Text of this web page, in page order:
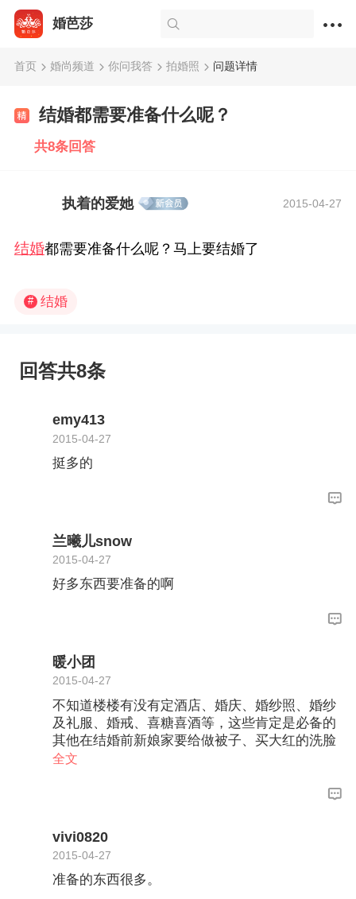
婚芭莎
首页 婚尚频道 你问我答 拍婚照 问题详情
结婚都需要准备什么呢？
共8条回答
执着的爱她 2015-04-27
结婚都需要准备什么呢？马上要结婚了
# 结婚
回答共8条
emy413
2015-04-27
挺多的
兰曦儿snow
2015-04-27
好多东西要准备的啊
暖小团
2015-04-27
不知道楼楼有没有定酒店、婚庆、婚纱照、婚纱
及礼服、婚戒、喜糖喜酒等，这些肯定是必备的
其他在结婚前新娘家要给做被子、买大红的洗脸
盆、暖壶及香皂盒等
全文
vivi0820
2015-04-27
准备的东西很多。